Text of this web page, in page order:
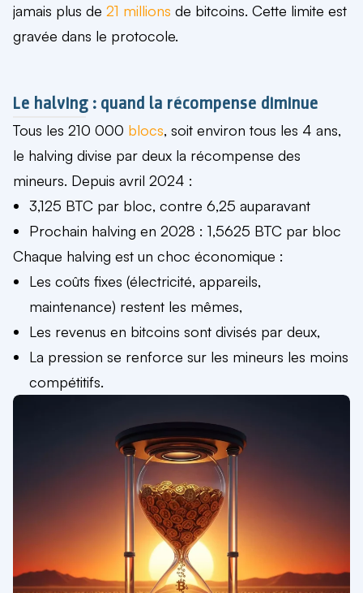
jamais plus de 21 millions de bitcoins. Cette limite est
gravée dans le protocole.
Le halving : quand la récompense diminue
Tous les 210 000 blocs, soit environ tous les 4 ans,
le halving divise par deux la récompense des
mineurs. Depuis avril 2024 :
3,125 BTC par bloc, contre 6,25 auparavant
Prochain halving en 2028 : 1,5625 BTC par bloc
Chaque halving est un choc économique :
Les coûts fixes (électricité, appareils,
maintenance) restent les mêmes,
Les revenus en bitcoins sont divisés par deux,
La pression se renforce sur les mineurs les moins
compétitifs.